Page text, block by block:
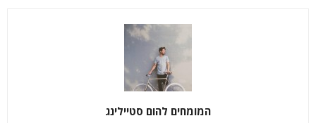
המומחים להום סטיילינג